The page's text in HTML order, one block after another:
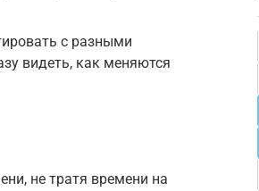
с разными
видеть, как меняются
не тратя времени на